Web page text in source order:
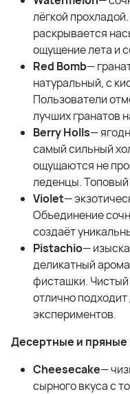
лёгкой
раскрывается
ощущение лета и
Red Bomb—
натуральный, с
Пользователи
лучших гранатов
Berry Holls—
самый сильный
ощущаются не
леденцы.
Violet—
Объединение
создаёт
Pistachio—
деликатный
фисташки. Чистый
отлично
экспериментов.
Десертные и пряные
Cheesecake—
сырного вкуса с